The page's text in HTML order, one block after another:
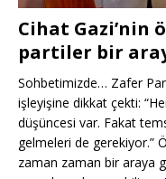
Cihat Gazi’nin
partiler bir
Sohbetimizde… Zafer
işleyişine dikkat çekti:
düşüncesi var. Fakat
gelmeleri de gerekiyor.”
zaman zaman bir araya